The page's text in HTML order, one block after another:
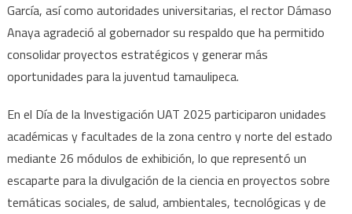
García, así como autoridades universitarias, el rector Dámaso
Anaya agradeció al gobernador su respaldo que ha permitido
consolidar proyectos estratégicos y generar más
oportunidades para la juventud tamaulipeca.
En el Día de la Investigación UAT 2025 participaron unidades
académicas y facultades de la zona centro y norte del estado
mediante 26 módulos de exhibición, lo que representó un
escaparte para la divulgación de la ciencia en proyectos sobre
temáticas sociales, de salud, ambientales, tecnológicas y de